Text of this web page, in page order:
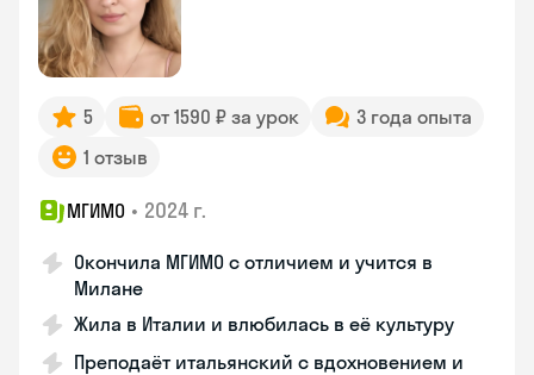
5 от 1590 ₽ за урок
3 года опыта
1 отзыв
МГИМО • 2024 г.
Окончила МГИМО с отличием и учится в
Милане
Жила в Италии и влюбилась в её культуру
Преподаёт итальянский с вдохновением и